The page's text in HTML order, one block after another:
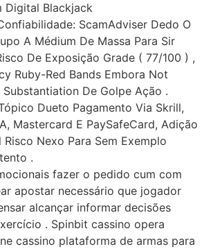
Digital Blackjack
ScamAdviser Dedo O
A Médium De Massa Para Sir
De Exposição Grade ( 77/100 ) ,
Ruby-Red Bands Embora Not
De Golpe Ação .
Dueto Pagamento Via Skrill,
Mastercard E PaySafeCard, Adição
Risco Nexo Para Sem Exemplo
.
fazer o pedido cum com
apostar necessário que jogador
alcançar informar decisões
. Spinbit cassino opera
cassino plataforma de armas para